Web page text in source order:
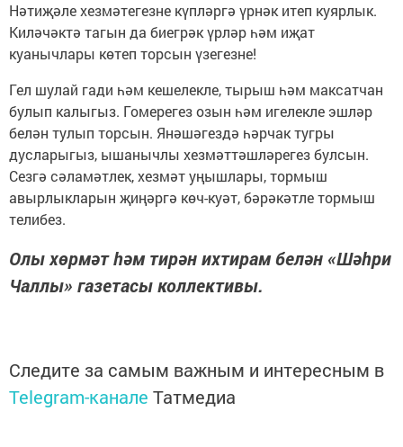
Нәтиҗәле хезмәтегезне күпләргә үрнәк итеп куярлык.
Киләчәктә тагын да биегрәк үрләр һәм иҗат
куанычлары көтеп торсын үзегезне!
Гел шулай гади һәм кешелекле, тырыш һәм максатчан
булып калыгыз. Гомерегез озын һәм игелекле эшләр
белән тулып торсын. Янәшәгездә һәрчак тугры
дусларыгыз, ышанычлы хезмәттәшләрегез булсын.
Сезгә сәламәтлек, хезмәт уңышлары, тормыш
авырлыкларын җиңәргә көч-куәт, бәрәкәтле тормыш
телибез.
Олы хөрмәт һәм тирән ихтирам белән «Шәһри
Чаллы» газетасы коллективы.
Следите за самым важным и интересным в
Telegram-канале Татмедиа